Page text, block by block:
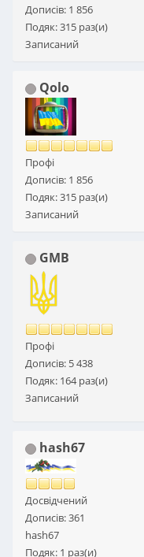
Дописів: 1 856
Подяк: 315 раз(и)
Записаний
Qolo
Профі
Дописів: 1 856
Подяк: 315 раз(и)
Записаний
GMB
Профі
Дописів: 5 438
Подяк: 164 раз(и)
Записаний
hash67
Досвідчений
Дописів: 361
hash67
Подяк: 1 раз(и)